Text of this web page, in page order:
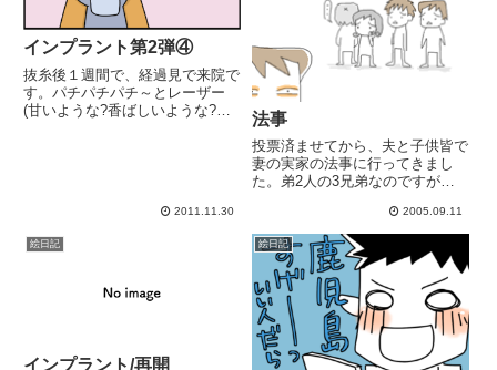
インプラント第2弾④
抜糸後１週間で、経過見で来院で
す。パチパチパチ～とレーザー
(甘いような?香ばしいような?不
2011.11.30
法事
投票済ませてから、夫と子供皆で
妻の実家の法事に行ってきまし
た。弟2人の3兄弟なのですが
よ....」しみじみとデブを指摘さ
れてきました。いつもなら母も弟
も「うわっ!またデブになってる
ー!ｶﾞﾊﾊﾊﾊ」とか、や...
2005.09.11
絵日記
インプラント/再開
絵日記